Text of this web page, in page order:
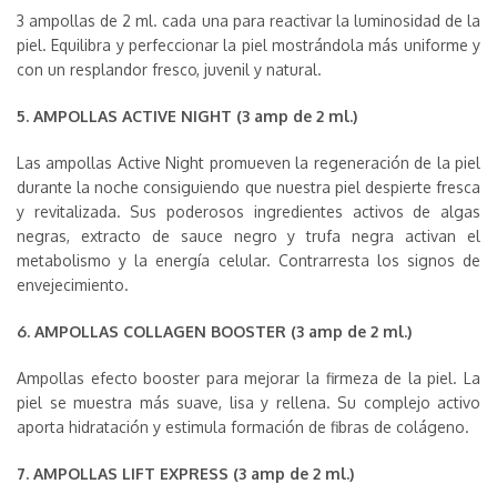
3 ampollas de 2 ml. cada una para reactivar la luminosidad de la
piel. Equilibra y perfeccionar la piel mostrándola más uniforme y
con un resplandor fresco, juvenil y natural.
5. AMPOLLAS ACTIVE NIGHT (3 amp de 2 ml.)
Las ampollas Active Night promueven la regeneración de la piel
durante la noche consiguiendo que nuestra piel despierte fresca
y revitalizada. Sus poderosos ingredientes activos de algas
negras, extracto de sauce negro y trufa negra activan el
metabolismo y la energía celular. Contrarresta los signos de
envejecimiento.
6. AMPOLLAS COLLAGEN BOOSTER (3 amp de 2 ml.)
Ampollas efecto booster para mejorar la firmeza de la piel. La
piel se muestra más suave, lisa y rellena. Su complejo activo
aporta hidratación y estimula formación de fibras de colágeno.
7. AMPOLLAS LIFT EXPRESS (3 amp de 2 ml.)